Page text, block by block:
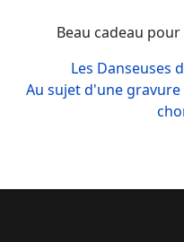
Beau cadeau
Les Danseuses
Au sujet d'une